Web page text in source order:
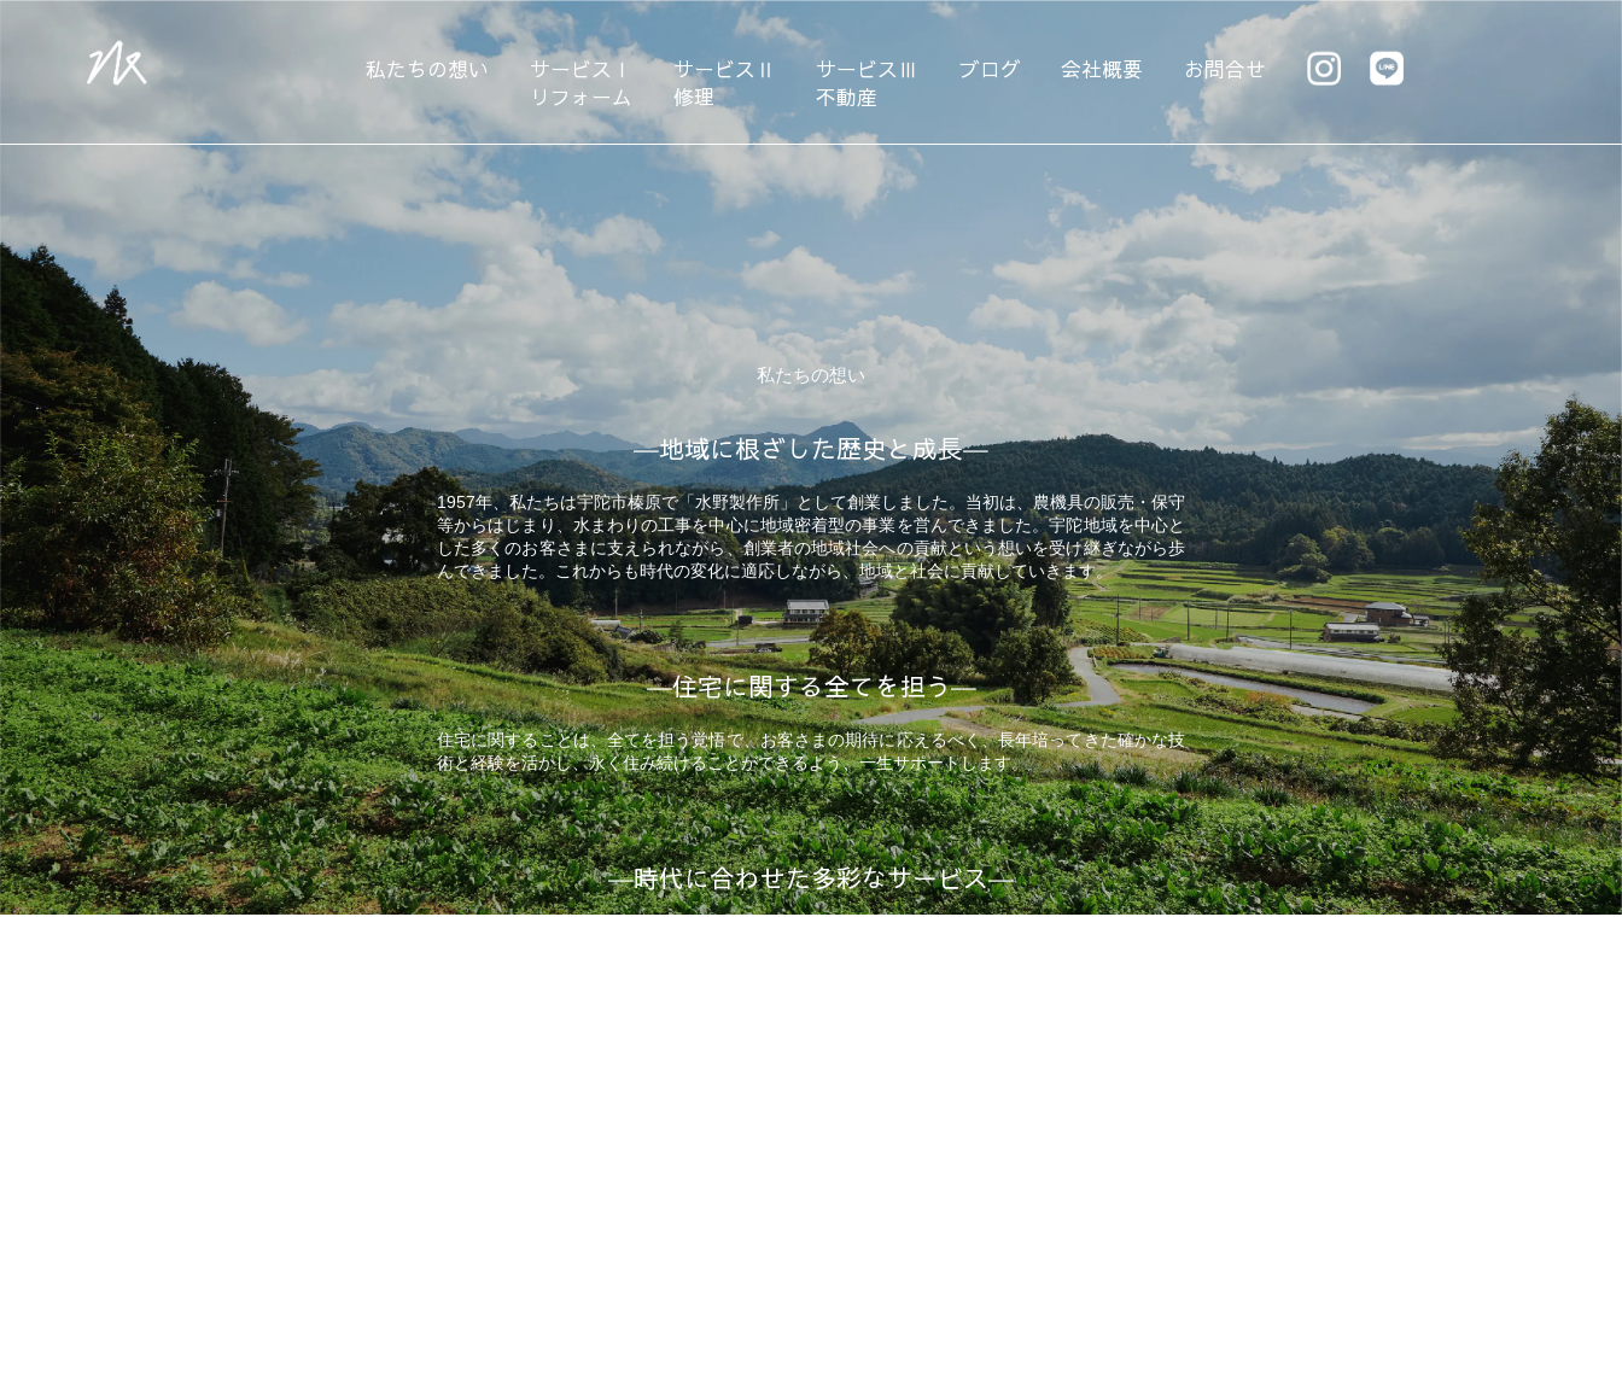
私たちの想い
サービスⅠ
リフォーム
サービスⅡ
修理
サービスⅢ
不動産
ブログ 会社概要 お問合せ
私たちの想い
―地域に根ざした歴史と成長―
1957年、私たちは宇陀市榛原で「水野製作所」として創業しました。当初は、農機具の販売・保守
等からはじまり、水まわりの工事を中心に地域密着型の事業を営んできました。宇陀地域を中心と
した多くのお客さまに支えられながら、創業者の地域社会への貢献という想いを受け継ぎながら歩
んできました。これからも時代の変化に適応しながら、地域と社会に貢献していきます。
―住宅に関する全てを担う―
住宅に関することは、全てを担う覚悟で、お客さまの期待に応えるべく、長年培ってきた確かな技
術と経験を活かし、永く住み続けることができるよう、一生サポートします。
―時代に合わせた多彩なサービス―